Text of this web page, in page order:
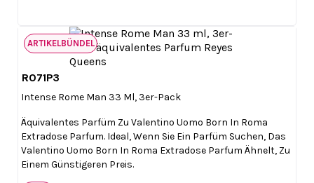
R071P3
Intense Rome Man 33 Ml, 3er-Pack
Äquivalentes Parfüm Zu Valentino Uomo Born In Roma
Extradose Parfum. Ideal, Wenn Sie Ein Parfüm Suchen, Das
Valentino Uomo Born In Roma Extradose Parfum Ähnelt, Zu
Einem Günstigeren Preis.
ARTIKELBÜNDEL